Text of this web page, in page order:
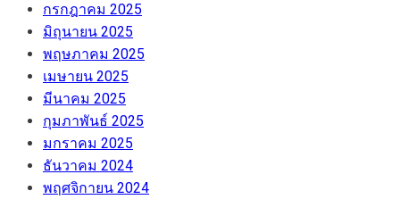
กรกฎาคม 2025
มิถุนายน 2025
พฤษภาคม 2025
เมษายน 2025
มีนาคม 2025
กุมภาพันธ์ 2025
มกราคม 2025
ธันวาคม 2024
พฤศจิกายน 2024